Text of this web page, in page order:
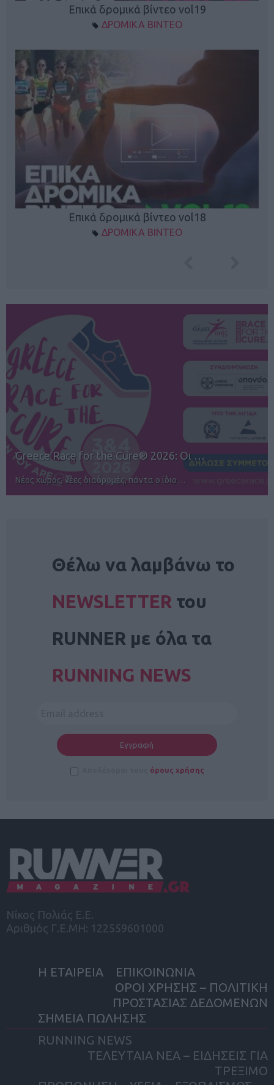
Επικά δρομικά βίντεο vol19
ΔΡΟΜΙΚΑ ΒΙΝΤΕΟ
Επικά δρομικά βίντεο vol18
ΔΡΟΜΙΚΑ ΒΙΝΤΕΟ
12ος TUI Rhodes Marathon: Άνοιγμα ε…
Αγώνες για όλους στην Ρόδο
Θέλω να λαμβάνω το
NEWSLETTER του
RUNNER με όλα τα
RUNNING NEWS
όρους χρήσης
Νίκος Πολιάς Ε.Ε.
Αριθμός Γ.Ε.ΜΗ: 122559601000
Η ΕΤΑΙΡΕΙΑ
ΕΠΙΚΟΙΝΩΝΙΑ
ΟΡΟΙ ΧΡΗΣΗΣ – ΠΟΛΙΤΙΚΗ
ΠΡΟΣΤΑΣΙΑΣ ΔΕΔΟΜΕΝΩΝ
ΣΗΜΕΙΑ ΠΩΛΗΣΗΣ
RUNNING NEWS
ΤΕΛΕΥΤΑΙΑ ΝΕΑ – ΕΙΔΗΣΕΙΣ ΓΙΑ
ΤΡΕΞΙΜΟ